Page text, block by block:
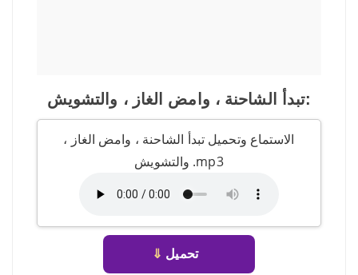
تبدأ الشاحنة ، وامض الغاز ، والتشويش:
الاستماع وتحميل تبدأ الشاحنة ، وامض الغاز ،
والتشويش .mp3
⇓ تحميل